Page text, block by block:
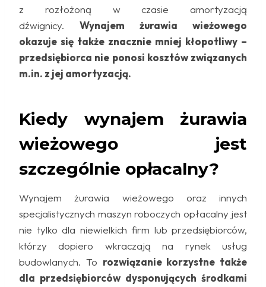
z rozłożoną w czasie amortyzacją
dźwignicy. Wynajem żurawia wieżowego
okazuje się także znacznie mniej kłopotliwy –
przedsiębiorca nie ponosi kosztów związanych
m.in. z jej amortyzacją.
Kiedy wynajem żurawia
wieżowego jest
szczególnie opłacalny?
Wynajem żurawia wieżowego oraz innych
specjalistycznych maszyn roboczych opłacalny jest
nie tylko dla niewielkich firm lub przedsiębiorców,
którzy dopiero wkraczają na rynek usług
budowlanych. To rozwiązanie korzystne także
dla przedsiębiorców dysponujących środkami